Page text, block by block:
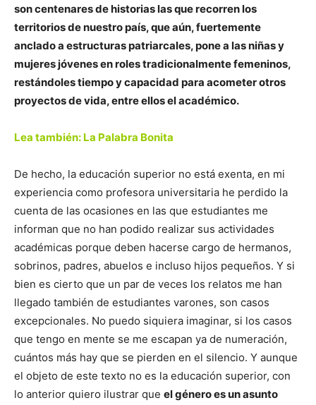
son centenares de historias las que recorren los
territorios de nuestro país, que aún, fuertemente
anclado a estructuras patriarcales, pone a las niñas y
mujeres jóvenes en roles tradicionalmente femeninos,
restándoles tiempo y capacidad para acometer otros
proyectos de vida, entre ellos el académico.
Lea también: La Palabra Bonita
De hecho, la educación superior no está exenta, en mi
experiencia como profesora universitaria he perdido la
cuenta de las ocasiones en las que estudiantes me
informan que no han podido realizar sus actividades
académicas porque deben hacerse cargo de hermanos,
sobrinos, padres, abuelos e incluso hijos pequeños. Y si
bien es cierto que un par de veces los relatos me han
llegado también de estudiantes varones, son casos
excepcionales. No puedo siquiera imaginar, si los casos
que tengo en mente se me escapan ya de numeración,
cuántos más hay que se pierden en el silencio. Y aunque
el objeto de este texto no es la educación superior, con
lo anterior quiero ilustrar que el género es un asunto